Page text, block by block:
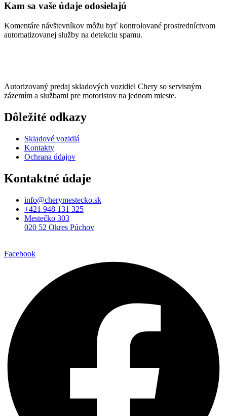
Kam sa vaše údaje odosielajú
Komentáre návštevníkov môžu byť kontrolované prostredníctvom
automatizovanej služby na detekciu spamu.
Autorizovaný predaj skladových vozidiel Chery so servisným
zázemím a službami pre motoristov na jednom mieste.
Dôležité odkazy
Skladové vozidlá
Kontakty
Ochrana údajov
Kontaktné údaje
info@cherymestecko.sk
+421 948 131 325
Mestečko 303
020 52 Okres Púchov
Facebook